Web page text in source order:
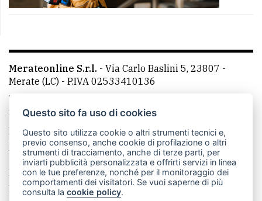
Merateonline S.r.l. - Via Carlo Baslini 5, 23807 -
Merate (LC) - P.IVA 02533410136
Telefono:
mail: redazione@merateonline.it
La redazione
CasateOnline LeccoOnline
RSS
Made by VIP
Privacy policy
Cookie policy
Rivedi le tue scelte sui cookie
Questo sito fa uso di cookies
Questo sito utilizza cookie o altri strumenti tecnici e,
previo consenso, anche cookie di profilazione o altri
strumenti di tracciamento, anche di terze parti, per
inviarti pubblicità personalizzata e offrirti servizi in linea
con le tue preferenze, nonché per il monitoraggio dei
comportamenti dei visitatori. Se vuoi saperne di più
consulta lacookie policy.